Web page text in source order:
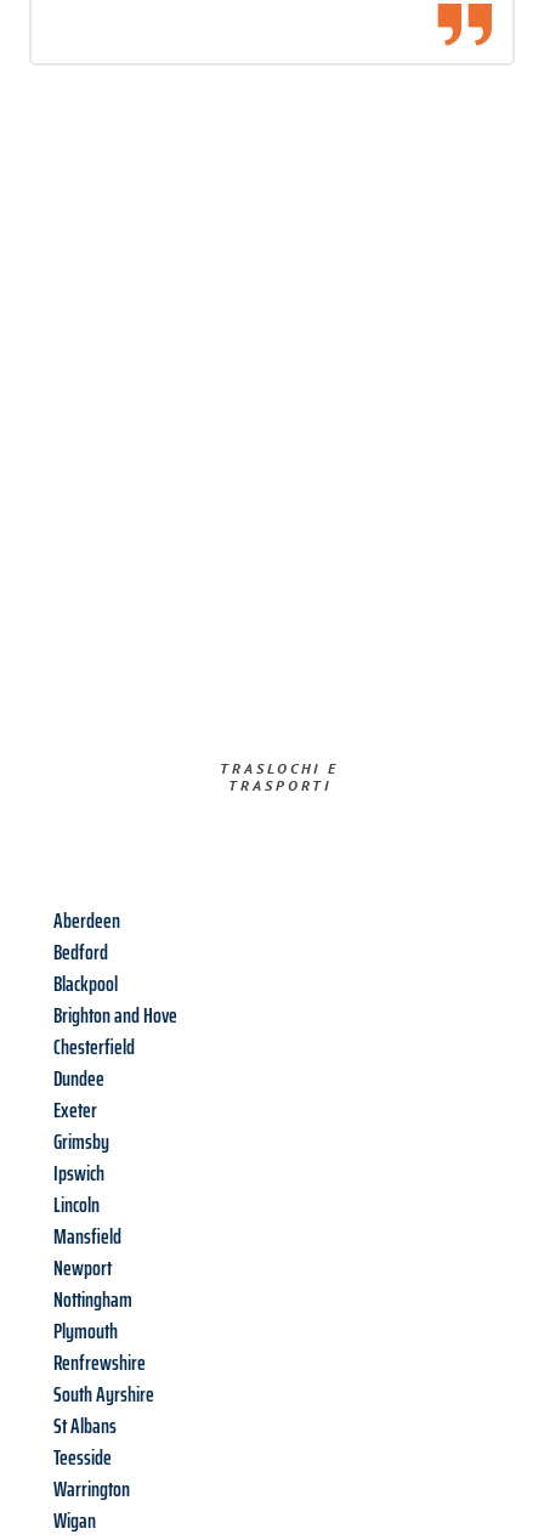
TRASLOCHI E
TRASPORTI​
Aberdeen
Bedford
Blackpool
Brighton and Hove
Chesterfield
Dundee
Exeter
Grimsby
Ipswich
Lincoln
Mansfield
Newport
Nottingham
Plymouth
Renfrewshire
South Ayrshire
St Albans
Teesside
Warrington
Wigan